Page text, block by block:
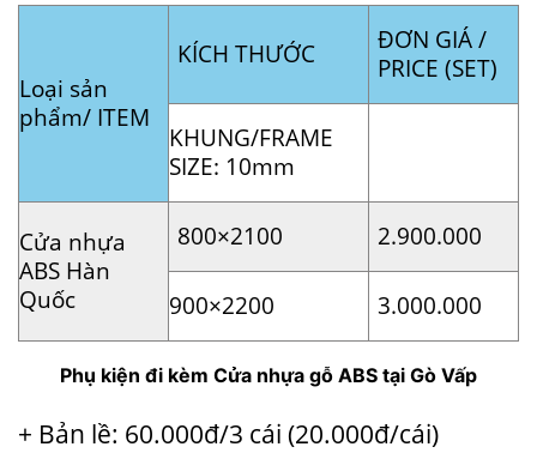
Loại sản
phẩm/ ITEM
KÍCH THƯỚC
ĐƠN GIÁ /
PRICE (SET)
KHUNG/FRAME
SIZE: 10mm
Cửa nhựa
ABS Hàn
Quốc
800×2100 2.900.000
900×2200 3.000.000
Phụ kiện đi kèm Cửa nhựa gỗ ABS tại Gò Vấp
+ Bản lề: 60.000đ/3 cái (20.000đ/cái)